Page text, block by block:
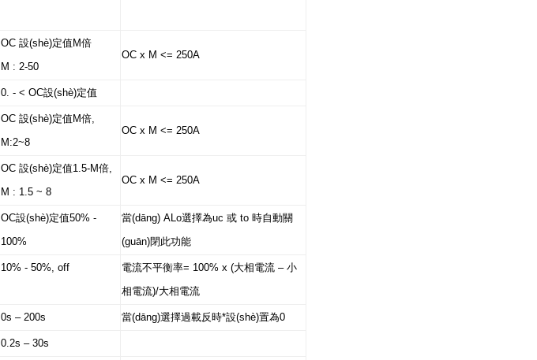
OC 設(shè)定值M倍
M : 2-50
OC x M <= 250A
0. - < OC設(shè)定值
OC 設(shè)定值M倍,
M:2~8
OC x M <= 250A
OC 設(shè)定值1.5-M倍,
M : 1.5 ~ 8
OC x M <= 250A
OC設(shè)定值50% -
100%
當(dāng) ALo選擇為uc 或 to 時自動關
(guān)閉此功能
10% - 50%, off
電流不平衡率= 100% x (大相電流 – 小
相電流)/大相電流
0s – 200s 當(dāng)選擇過載反時*設(shè)置為0
0.2s – 30s